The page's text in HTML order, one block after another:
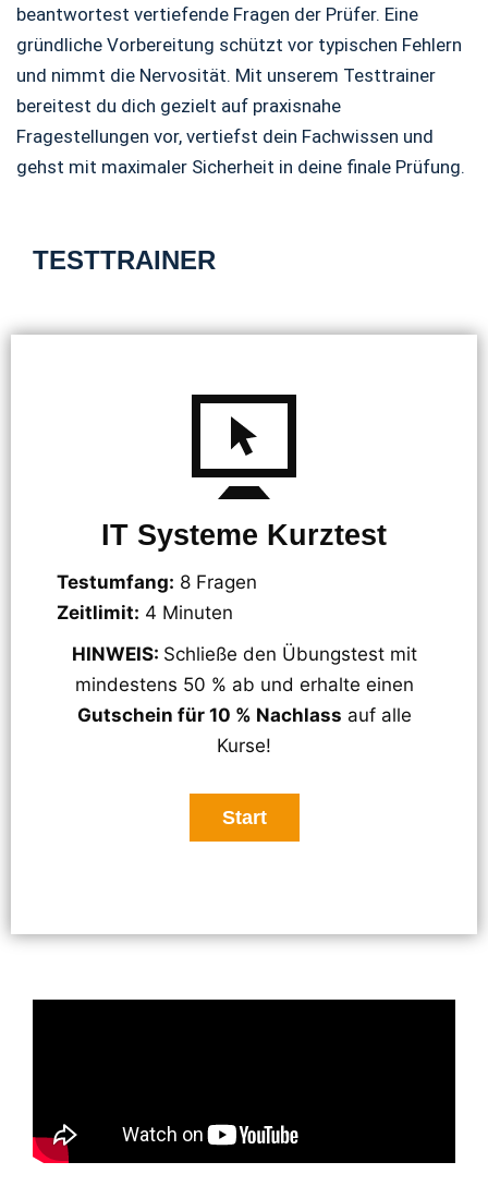
beantwortest vertiefende Fragen der Prüfer. Eine
gründliche Vorbereitung schützt vor typischen Fehlern
und nimmt die Nervosität. Mit unserem Testtrainer
bereitest du dich gezielt auf praxisnahe
Fragestellungen vor, vertiefst dein Fachwissen und
gehst mit maximaler Sicherheit in deine finale Prüfung.
TESTTRAINER
IT Systeme Kurztest
Testumfang: 8 Fragen
Zeitlimit: 4 Minuten
HINWEIS: Schließe den Übungstest mit
mindestens 50 % ab und erhalte einen
Gutschein für 10 % Nachlass auf alle
Kurse!